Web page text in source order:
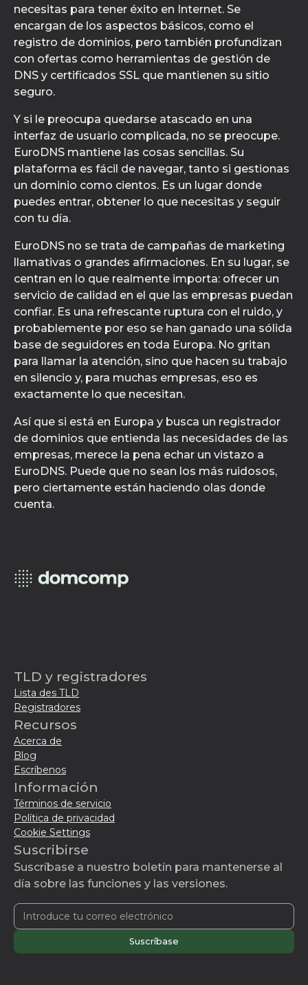
necesitas para tener éxito en Internet. Se
encargan de los aspectos básicos, como el
registro de dominios, pero también profundizan
con ofertas como herramientas de gestión de
DNS y certificados SSL que mantienen su sitio
seguro.
Y si le preocupa quedarse atascado en una
interfaz de usuario complicada, no se preocupe.
EuroDNS mantiene las cosas sencillas. Su
plataforma es fácil de navegar, tanto si gestionas
un dominio como cientos. Es un lugar donde
puedes entrar, obtener lo que necesitas y seguir
con tu día.
EuroDNS no se trata de campañas de marketing
llamativas o grandes afirmaciones. En su lugar, se
centran en lo que realmente importa: ofrecer un
servicio de calidad en el que las empresas puedan
confiar. Es una refrescante ruptura con el ruido, y
probablemente por eso se han ganado una sólida
base de seguidores en toda Europa. No gritan
para llamar la atención, sino que hacen su trabajo
en silencio y, para muchas empresas, eso es
exactamente lo que necesitan.
Así que si está en Europa y busca un registrador
de dominios que entienda las necesidades de las
empresas, merece la pena echar un vistazo a
EuroDNS. Puede que no sean los más ruidosos,
pero ciertamente están haciendo olas donde
cuenta.
TLD y registradores
Lista des TLD
Registradores
Recursos
Acerca de
Blog
Escríbenos
Información
Términos de servicio
Política de privacidad
Cookie Settings
Suscribirse
Suscríbase a nuestro boletín para mantenerse al
día sobre las funciones y las versiones.